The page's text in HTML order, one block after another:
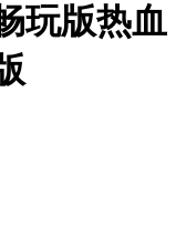
玩版热血